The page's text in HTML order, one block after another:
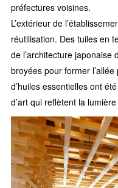
préfectures voisines.
L’extérieur de
réutilisation. Des tuiles en
de l’architecture japonaise
broyées pour former
d’huiles essentielles ont
d’art qui reflètent la